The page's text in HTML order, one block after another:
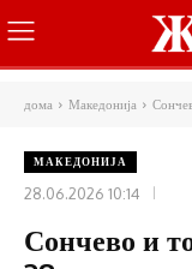
дома Македонија
МАКЕДОНИЈА
28.06.2026 10:14
Сончево и